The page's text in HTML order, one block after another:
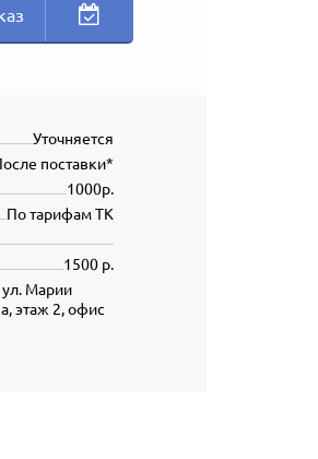
Уточняется
поставки*
1000р.
По тарифам ТК
1500 р.
Марии
этаж 2, офис